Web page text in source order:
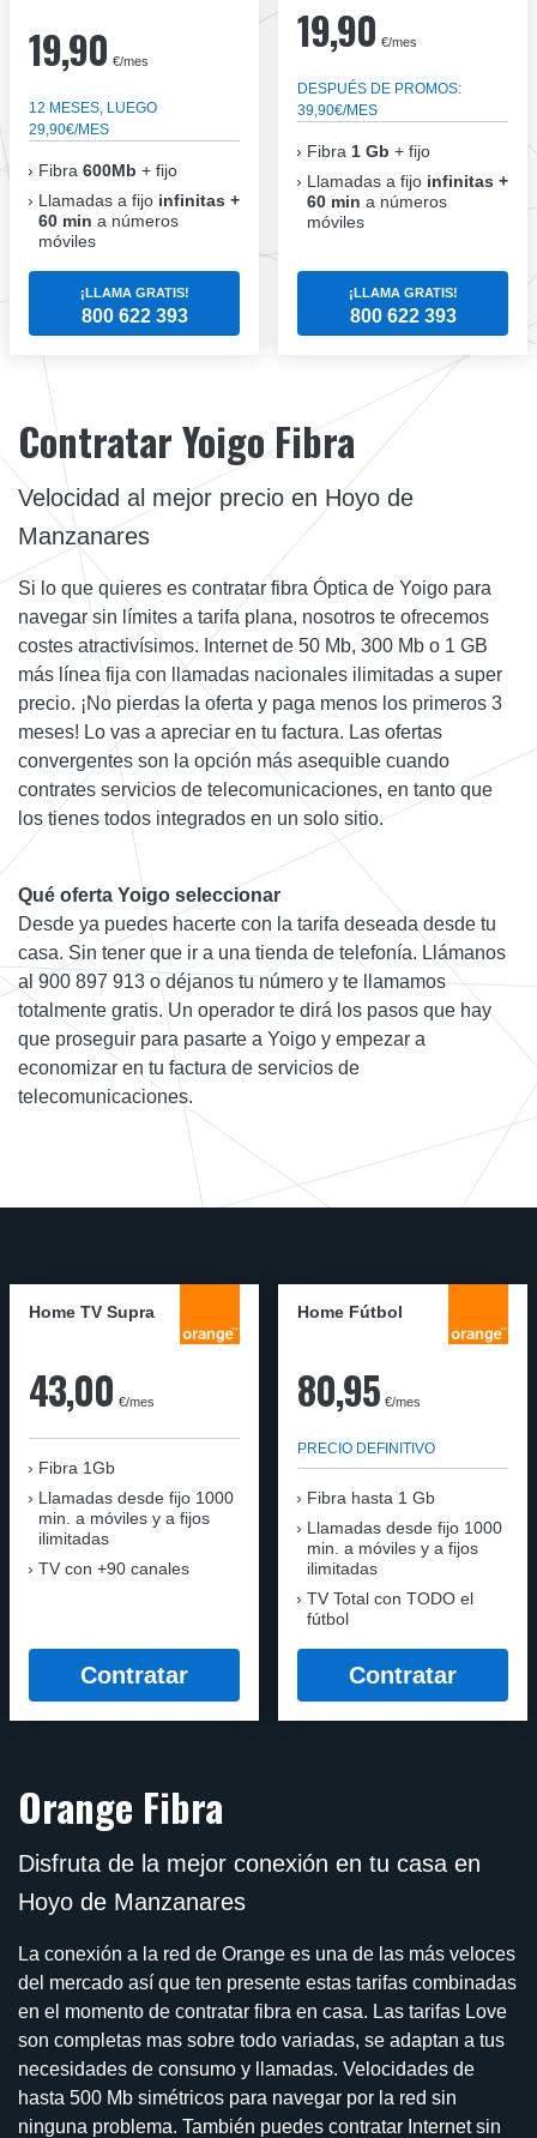
19,90 €/mes
12 MESES, LUEGO
29,90€/MES
Fibra 600Mb + fijo
Llamadas a fijo infinitas +
60 min a números
móviles
¡LLAMA GRATIS!
800 622 393
19,90 €/mes
DESPUÉS DE PROMOS:
39,90€/MES
Fibra 1 Gb + fijo
Llamadas a fijo infinitas +
60 min a números
móviles
¡LLAMA GRATIS!
800 622 393
Contratar Yoigo Fibra
Velocidad al mejor precio en Hoyo de
Manzanares
Si lo que quieres es contratar fibra Óptica de Yoigo para
navegar sin límites a tarifa plana, nosotros te ofrecemos
costes atractivísimos. Internet de 50 Mb, 300 Mb o 1 GB
más línea fija con llamadas nacionales ilimitadas a super
precio. ¡No pierdas la oferta y paga menos los primeros 3
meses! Lo vas a apreciar en tu factura. Las ofertas
convergentes son la opción más asequible cuando
contrates servicios de telecomunicaciones, en tanto que
los tienes todos integrados en un solo sitio.
Qué oferta Yoigo seleccionar
Desde ya puedes hacerte con la tarifa deseada desde tu
casa. Sin tener que ir a una tienda de telefonía. Llámanos
al 900 897 913 o déjanos tu número y te llamamos
totalmente gratis. Un operador te dirá los pasos que hay
que proseguir para pasarte a Yoigo y empezar a
economizar en tu factura de servicios de
telecomunicaciones.
Home TV Supra
43,00 €/mes
Fibra 1Gb
Llamadas desde fijo 1000
min. a móviles y a fijos
ilimitadas
TV con +90 canales
Contratar
Home Fútbol
80,95 €/mes
PRECIO DEFINITIVO
Fibra hasta 1 Gb
Llamadas desde fijo 1000
min. a móviles y a fijos
ilimitadas
TV Total con TODO el
fútbol
Contratar
Orange Fibra
Disfruta de la mejor conexión en tu casa en
Hoyo de Manzanares
La conexión a la red de Orange es una de las más veloces
del mercado así que ten presente estas tarifas combinadas
en el momento de contratar fibra en casa. Las tarifas Love
son completas mas sobre todo variadas, se adaptan a tus
necesidades de consumo y llamadas. Velocidades de
hasta 500 Mb simétricos para navegar por la red sin
ninguna problema. También puedes contratar Internet sin